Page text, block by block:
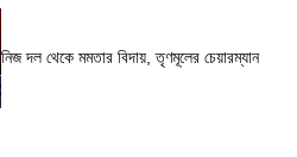
নিজ দল থেকে মমতার বিদায়, তৃণমূলের চেয়ারম্যান